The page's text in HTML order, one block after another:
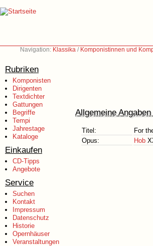
Navigation: Klassika / Komponistinnen und
Rubriken
Komponisten
Dirigenten
Textdichter
Gattungen
Begriffe
Tempi
Jahrestage
Kataloge
Einkaufen
CD-Tipps
Angebote
Service
Suchen
Kontakt
Impressum
Datenschutz
Historie
Opernhäuser
Veranstaltungen
Allgemeine
Titel:
For
Opus:
Hob